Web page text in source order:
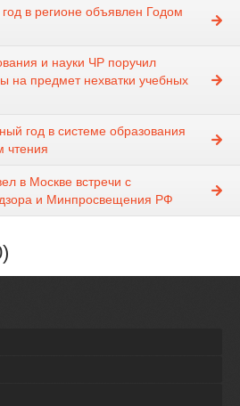
в регионе объявлен Годом
и науки ЧР поручил
на предмет нехватки учебных
год в системе образования
чтения
в Москве встречи с
и Минпросвещения РФ